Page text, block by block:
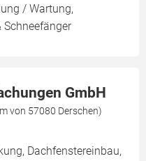
/ Wartung,
Schneefänger
GmbH
von 57080 Derschen)
Dachfenstereinbau,